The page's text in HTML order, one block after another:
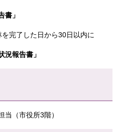
書」
を完了した日から30日以内に
況報告書」
（市役所3階）